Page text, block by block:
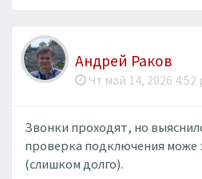
Андрей Раков
Чт май 14, 2026 4:52
Звонки проходят, но
проверка подключения може
(слишком долго).